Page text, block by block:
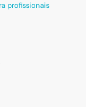
profissionais